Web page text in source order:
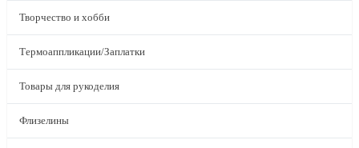
Творчество и хобби
Термоаппликации/Заплатки
Товары для рукоделия
Флизелины